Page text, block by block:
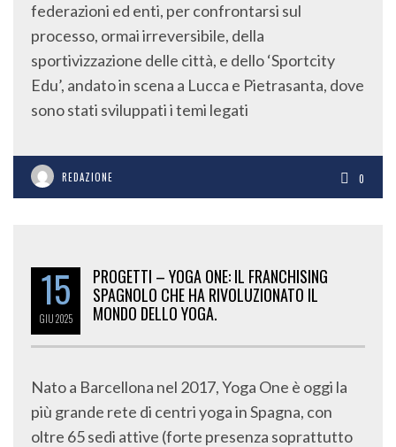
federazioni ed enti, per confrontarsi sul
processo, ormai irreversibile, della
sportivizzazione delle città, e dello ‘Sportcity
Edu’, andato in scena a Lucca e Pietrasanta, dove
sono stati sviluppati i temi legati
REDAZIONE 0
15
GIU2025
PROGETTI – YOGA ONE: IL FRANCHISING
SPAGNOLO CHE HA RIVOLUZIONATO IL
MONDO DELLO YOGA.
Nato a Barcellona nel 2017, Yoga One è oggi la
più grande rete di centri yoga in Spagna, con
oltre 65 sedi attive (forte presenza soprattutto